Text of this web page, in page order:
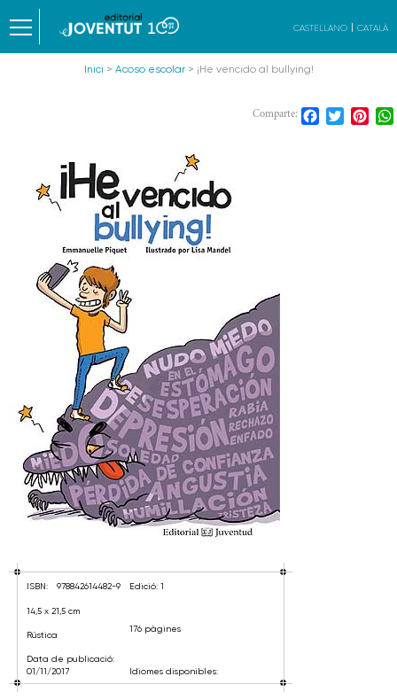
CASTELLANO CATALÀ
Inici > Acoso escolar> ¡He vencido al bullying!
Comparte: Facebook
Twitter
ISBN: 978842614482-9
14,5 x 21,5 cm
Rústica
Data de publicació:
01/11/2017
Edició: 1
176 pàgines
Idiomes disponibles: